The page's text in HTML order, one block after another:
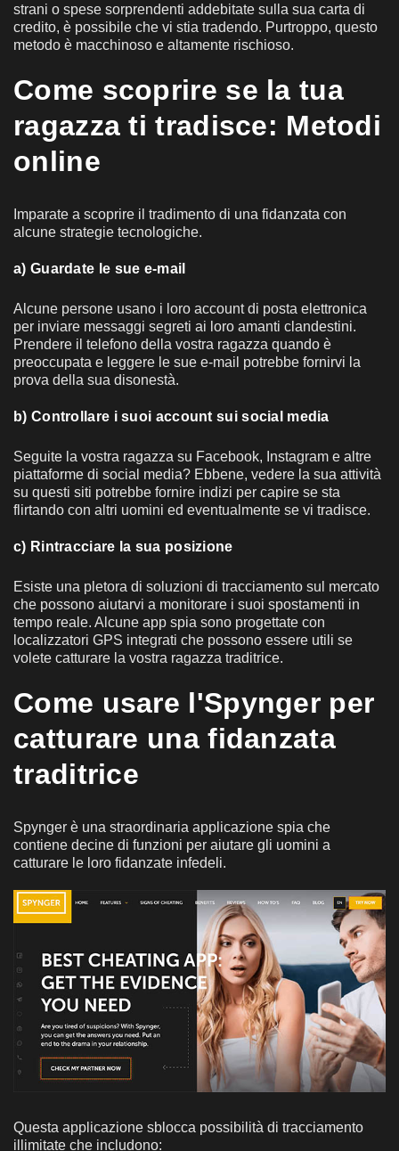
strani o spese sorprendenti addebitate sulla sua carta di
credito, è possibile che vi stia tradendo. Purtroppo, questo
metodo è macchinoso e altamente rischioso.
Come scoprire se la tua
ragazza ti tradisce: Metodi
online
Imparate a scoprire il tradimento di una fidanzata con
alcune strategie tecnologiche.
a) Guardate le sue e-mail
Alcune persone usano i loro account di posta elettronica
per inviare messaggi segreti ai loro amanti clandestini.
Prendere il telefono della vostra ragazza quando è
preoccupata e leggere le sue e-mail potrebbe fornirvi la
prova della sua disonestà.
b) Controllare i suoi account sui social media
Seguite la vostra ragazza su Facebook, Instagram e altre
piattaforme di social media? Ebbene, vedere la sua attività
su questi siti potrebbe fornire indizi per capire se sta
flirtando con altri uomini ed eventualmente se vi tradisce.
c) Rintracciare la sua posizione
Esiste una pletora di soluzioni di tracciamento sul mercato
che possono aiutarvi a monitorare i suoi spostamenti in
tempo reale. Alcune app spia sono progettate con
localizzatori GPS integrati che possono essere utili se
volete catturare la vostra ragazza traditrice.
Come usare l'Spynger per
catturare una fidanzata
traditrice
Spynger è una straordinaria applicazione spia che
contiene decine di funzioni per aiutare gli uomini a
catturare le loro fidanzate infedeli.
Questa applicazione sblocca possibilità di tracciamento
illimitate che includono: